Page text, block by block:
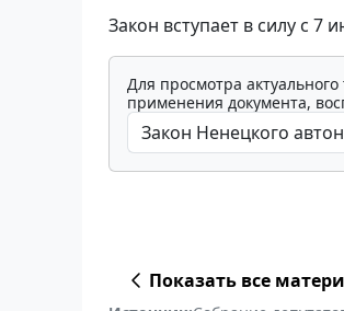
Закон вступает в силу с 7
Для просмотра
применения документа,
Показать все